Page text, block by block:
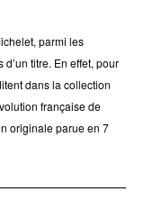
parmi les
titre. En effet, pour
dans la collection
française de
originale parue en 7